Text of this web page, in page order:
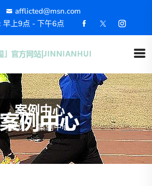
afflicted@msn.com
早上9点 - 下午6点
案例中心
首页 案例中心